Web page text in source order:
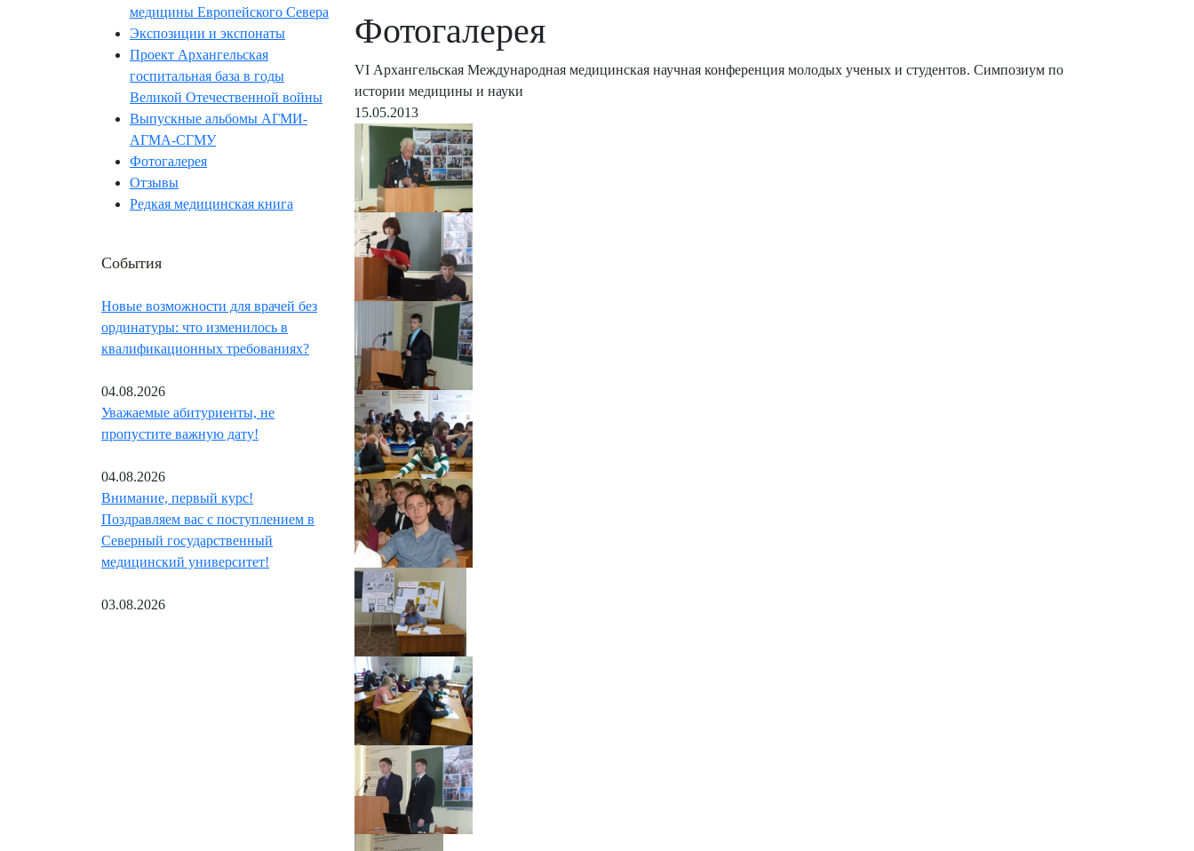
медицины Европейского Севера
Экспозиции и экспонаты
Проект Архангельская
госпитальная база в годы
Великой Отечественной войны
Выпускные альбомы АГМИ-
АГМА-СГМУ
Фотогалерея
Отзывы
Редкая медицинская книга
События
Новые возможности для врачей без
ординатуры: что изменилось в
квалификационных требованиях?
04.08.2026
Уважаемые абитуриенты, не
пропустите важную дату!
04.08.2026
Внимание, первый курс!
Поздравляем вас с поступлением в
Северный государственный
медицинский университет!
03.08.2026
Фотогалерея
VI Архангельская Международная медицинская научная конференция молодых ученых и студентов. Симпозиум по
истории медицины и науки
15.05.2013